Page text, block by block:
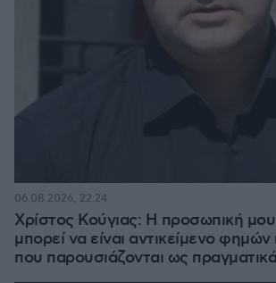
Χρίστος Κούγιας: Η προσωπική
μπορεί να είναι αντικείμενο
που παρουσιάζονται ως
06.08.2026, 22:24